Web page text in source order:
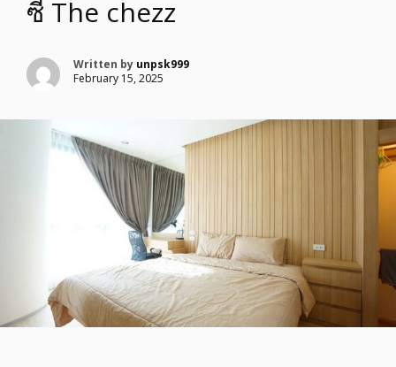
ซี The chezz
Written by unpsk999
February 15, 2025